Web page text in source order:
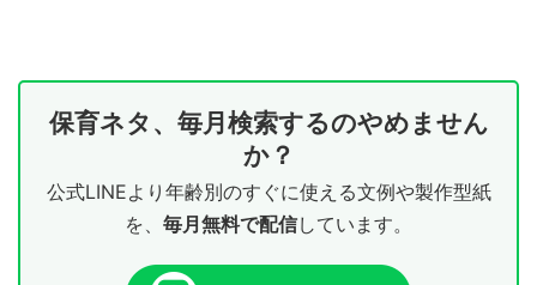
保育ネタ、毎月検索するのやめません
か？
公式LINEより年齢別のすぐに使える文例や製作型紙
を、 毎月無料で配信しています。